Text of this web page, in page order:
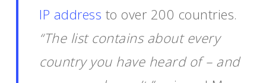
IP address to over 200 countries.
“The list contains about every
country you have heard of – and